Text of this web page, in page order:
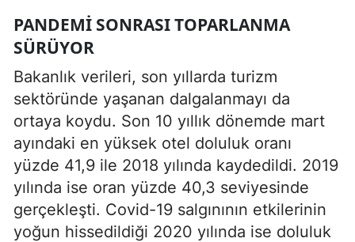
PANDEMI SONRASI TOPARLANMA
SÜRÜYOR
Bakanlık verileri, son yıllarda turizm
sektöründe yaşanan dalgalanmayı da
ortaya koydu. Son 10 yıllık dönemde mart
ayındaki en yüksek otel doluluk oranı
yüzde 41,9 ile 2018 yılında kaydedildi. 2019
yılında ise oran yüzde 40,3 seviyesinde
gerçekleşti. Covid-19 salgınının etkilerinin
yoğun hissedildiği 2020 yılında ise doluluk